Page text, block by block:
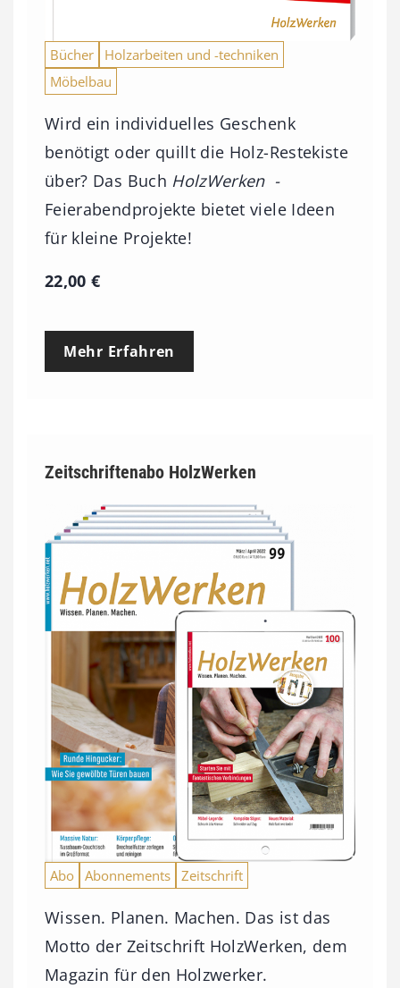
Bücher
Holzarbeiten und -techniken
Möbelbau
Wird ein individuelles Geschenk
benötigt oder quillt die Holz-Restekiste
über? Das Buch HolzWerken -
Feierabendprojekte bietet viele Ideen
für kleine Projekte!
22,00€
Mehr Erfahren
Zeitschriftenabo HolzWerken
Abo Abonnements Zeitschrift
Wissen. Planen. Machen. Das ist das
Motto der Zeitschrift HolzWerken, dem
Magazin für den Holzwerker.